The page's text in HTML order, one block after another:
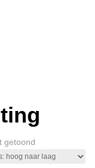
getoondGesorteerd
op